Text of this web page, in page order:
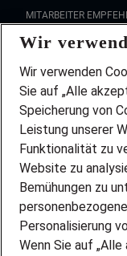
MITARBEITER
FAQ
Wir stellen ein!
DEINE BERUFSGRUPPE
DEINE
PARTNERSHIP WITH
INITIATIV BEWERBEN
ÜBER UNS
STANDORTE
BLOG
Wir
Wir verwenden
Sie auf „Alle
Speicherung von
Leistung unserer
Funktionalität zu
Website zu
Bemühungen zu
Personalisierung
Wenn Sie auf